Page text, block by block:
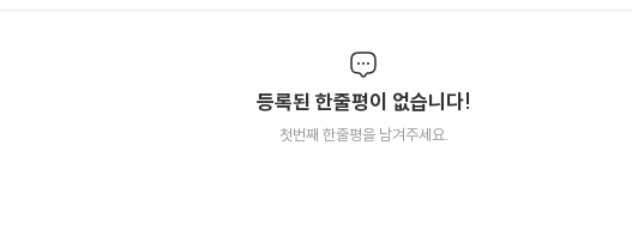
등록된 한줄평이 없습니다!
첫번째 한줄평을 남겨주세요.